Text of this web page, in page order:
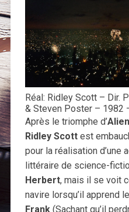
Réal: Ridley Scott – Dir.
& Steven Poster – 1982
Après le triomphe d’
Ridley Scottest
pour la réalisation d’une
littéraire de science-
Herbert, mais il se voit
navire lorsqu’il apprend
Frank(Sachant qu’il